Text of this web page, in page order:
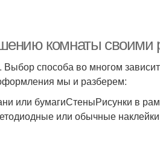
комнаты своими
способа во многом
мы и разберем:
или бумагиСтеныРисунки в
или обычные